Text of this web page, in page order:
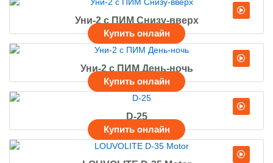
Уни-2 с ПИМ Снизу-вверх
Уни-2 с ПИМ День-ночь
D-25